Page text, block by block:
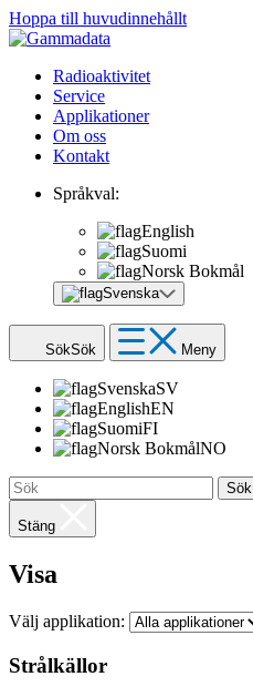
Hoppa till huvudinnehållt
Radioaktivitet
Service
Applikationer
Om oss
Kontakt
Språkval:
English
Suomi
Norsk Bokmål
Svenska
SökSök Meny
SvenskaSV
EnglishEN
SuomiFI
Norsk BokmålNO
Sök
Stäng
Visa
Välj applikation:
Strålkällor